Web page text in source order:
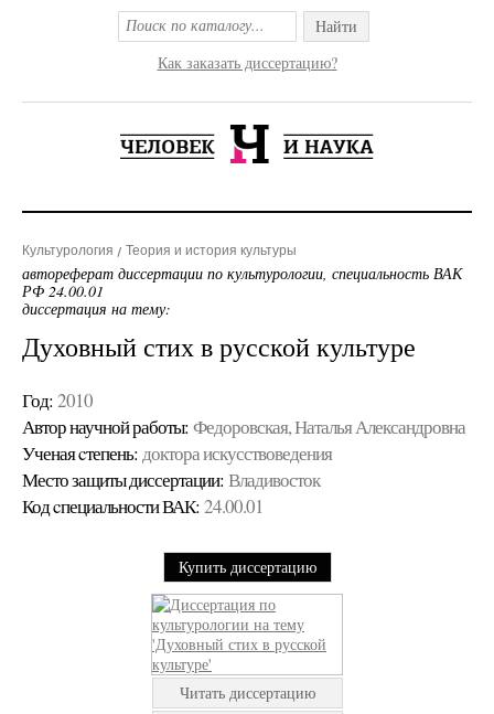
Найти
Как заказать диссертацию?
Культурология Теория и история культуры
автореферат диссертации по культурологии, специальность ВАК
РФ 24.00.01
диссертация на тему:
Духовный стих в русской культуре
Год: 2010
Автор научной работы: Федоровская, Наталья Александровна
Ученая cтепень: доктора искусствоведения
Место защиты диссертации: Владивосток
Код cпециальности ВАК: 24.00.01
Купить диссертацию
Читать диссертацию